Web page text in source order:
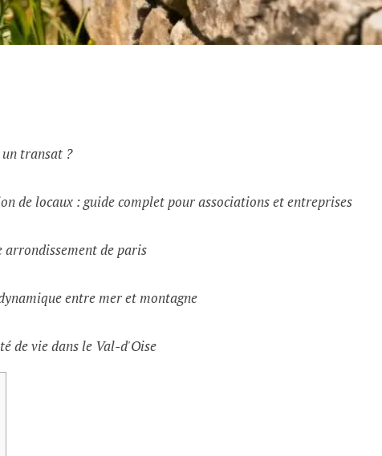
transat ?
de locaux : guide complet pour associations et entreprises
de paris
entre mer et montagne
de vie dans le Val-d'Oise